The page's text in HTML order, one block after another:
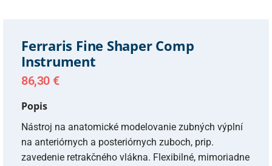
Ferraris Fine Shaper Comp
Instrument
86,30 €
Popis
Nástroj na anatomické modelovanie zubných výplní
na anteriórnych a posteriórnych zuboch, prip.
zavedenie retrakčného vlákna. Flexibilné, mimoriadne